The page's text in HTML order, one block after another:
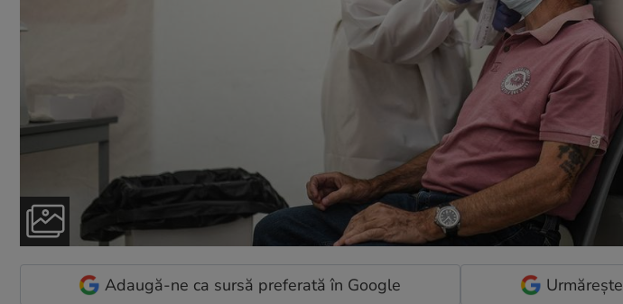
Adaugă-ne ca sursă preferată în Google Urmărește